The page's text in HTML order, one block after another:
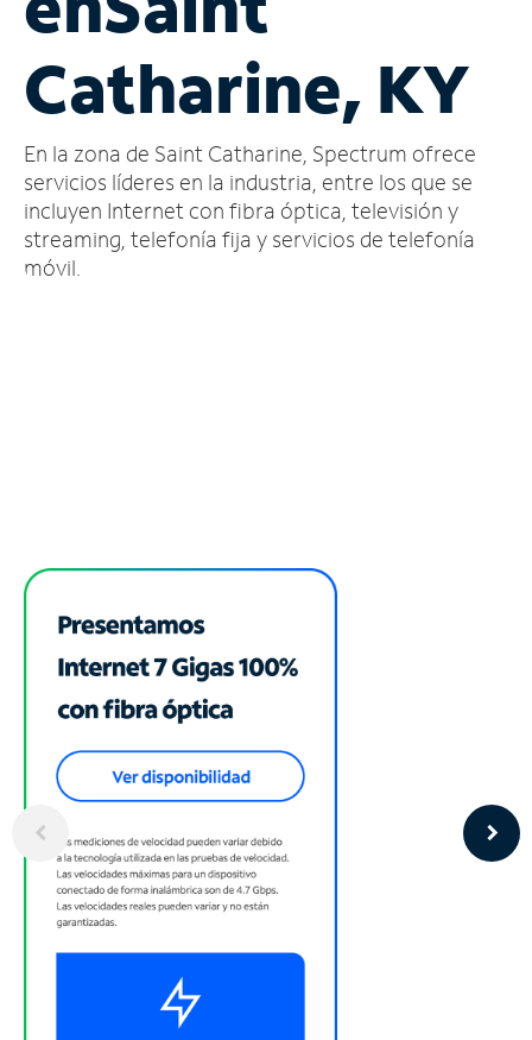
cuenta
Encuentra
tienda
Catharine, KY
En la zona de Saint Catharine, Spectrum ofrece
servicios líderes en la industria, entre los que se
incluyen Internet con fibra óptica, televisión y
streaming, telefonía fija y servicios de telefonía
móvil.